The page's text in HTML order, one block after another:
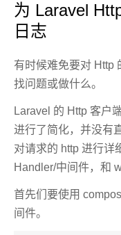
为 Laravel
日志
有时候难免要对 Http
找问题或做什么。
Laravel 的 Http 客户
进行了简化，并没有
对请求的 http 进行详
Handler/中间件，和
首先们要使用
间件。